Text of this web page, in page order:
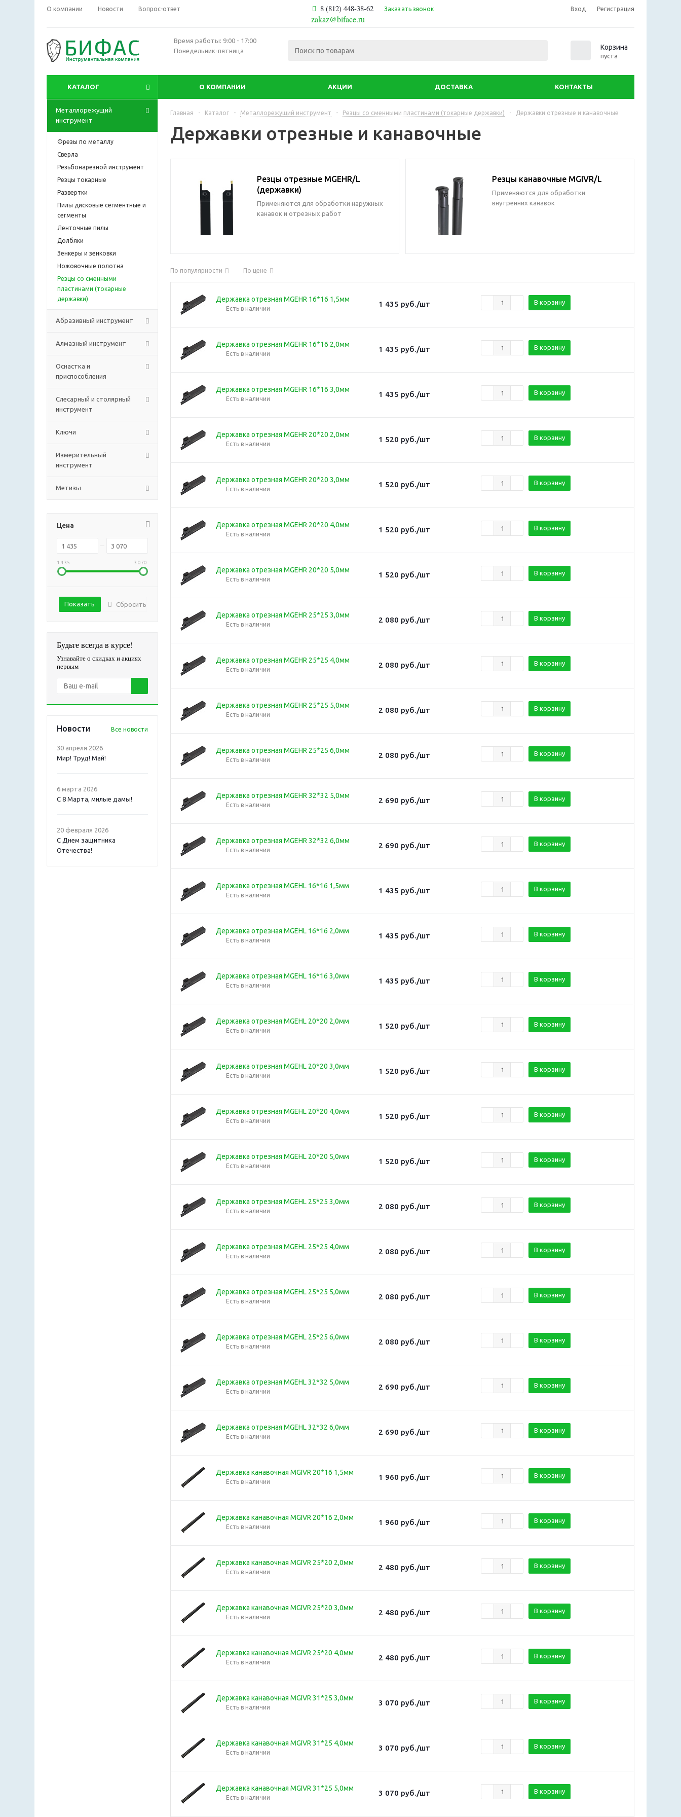
О компании Новости Вопрос-ответ 8 (812) 448-38-62 Заказать звонок
zakaz@biface.ru
Вход Регистрация
Время работы: 9:00 - 17:00
Понедельник-пятница
Корзина
пуста
КАТАЛОГ О КОМПАНИИ АКЦИИ ДОСТАВКА КОНТАКТЫ
Металлорежущий
инструмент
Фрезы по металлу
Сверла
Резьбонарезной инструмент
Резцы токарные
Развертки
Пилы дисковые сегментные и
сегменты
Ленточные пилы
Долбяки
Зенкеры и зенковки
Ножовочные полотна
Резцы со сменными
пластинами (токарные
державки)
Абразивный инструмент
Алмазный инструмент
Оснастка и
приспособления
Слесарный и столярный
инструмент
Ключи
Измерительный
инструмент
Метизы
Цена
1 435 3 070
Сбросить
Будьте всегда в курсе!
Узнавайте о скидках и акциях
первым
Новости Все новости
30 апреля 2026
Мир! Труд! Май!
6 марта 2026
С 8 Марта, милые дамы!
20 февраля 2026
С Днем защитника
Отечества!
Главная - Каталог - Металлорежущий инструмент - Резцы со сменными пластинами (токарные державки) - Державки отрезные и канавочные
Державки отрезные и канавочные
Резцы отрезные MGEHR/L
(державки)
Применяются для обработки наружных
канавок и отрезных работ
Резцы канавочные MGIVR/L
Применяются для обработки
внутренних канавок
По популярности По цене
Державка отрезная MGEHR 16*16 1,5мм
Есть в наличии
1 435 руб./шт В корзину
Державка отрезная MGEHR 16*16 2,0мм
Есть в наличии
1 435 руб./шт В корзину
Державка отрезная MGEHR 16*16 3,0мм
Есть в наличии
1 435 руб./шт В корзину
Державка отрезная MGEHR 20*20 2,0мм
Есть в наличии
1 520 руб./шт В корзину
Державка отрезная MGEHR 20*20 3,0мм
Есть в наличии
1 520 руб./шт В корзину
Державка отрезная MGEHR 20*20 4,0мм
Есть в наличии
1 520 руб./шт В корзину
Державка отрезная MGEHR 20*20 5,0мм
Есть в наличии
1 520 руб./шт В корзину
Державка отрезная MGEHR 25*25 3,0мм
Есть в наличии
2 080 руб./шт В корзину
Державка отрезная MGEHR 25*25 4,0мм
Есть в наличии
2 080 руб./шт В корзину
Державка отрезная MGEHR 25*25 5,0мм
Есть в наличии
2 080 руб./шт В корзину
Державка отрезная MGEHR 25*25 6,0мм
Есть в наличии
2 080 руб./шт В корзину
Державка отрезная MGEHR 32*32 5,0мм
Есть в наличии
2 690 руб./шт В корзину
Державка отрезная MGEHR 32*32 6,0мм
Есть в наличии
2 690 руб./шт В корзину
Державка отрезная MGEHL 16*16 1,5мм
Есть в наличии
1 435 руб./шт В корзину
Державка отрезная MGEHL 16*16 2,0мм
Есть в наличии
1 435 руб./шт В корзину
Державка отрезная MGEHL 16*16 3,0мм
Есть в наличии
1 435 руб./шт В корзину
Державка отрезная MGEHL 20*20 2,0мм
Есть в наличии
1 520 руб./шт В корзину
Державка отрезная MGEHL 20*20 3,0мм
Есть в наличии
1 520 руб./шт В корзину
Державка отрезная MGEHL 20*20 4,0мм
Есть в наличии
1 520 руб./шт В корзину
Державка отрезная MGEHL 20*20 5,0мм
Есть в наличии
1 520 руб./шт В корзину
Державка отрезная MGEHL 25*25 3,0мм
Есть в наличии
2 080 руб./шт В корзину
Державка отрезная MGEHL 25*25 4,0мм
Есть в наличии
2 080 руб./шт В корзину
Державка отрезная MGEHL 25*25 5,0мм
Есть в наличии
2 080 руб./шт В корзину
Державка отрезная MGEHL 25*25 6,0мм
Есть в наличии
2 080 руб./шт В корзину
Державка отрезная MGEHL 32*32 5,0мм
Есть в наличии
2 690 руб./шт В корзину
Державка отрезная MGEHL 32*32 6,0мм
Есть в наличии
2 690 руб./шт В корзину
Державка канавочная MGIVR 20*16 1,5мм
Есть в наличии
1 960 руб./шт В корзину
Державка канавочная MGIVR 20*16 2,0мм
Есть в наличии
1 960 руб./шт В корзину
Державка канавочная MGIVR 25*20 2,0мм
Есть в наличии
2 480 руб./шт В корзину
Державка канавочная MGIVR 25*20 3,0мм
Есть в наличии
2 480 руб./шт В корзину
Державка канавочная MGIVR 25*20 4,0мм
Есть в наличии
2 480 руб./шт В корзину
Державка канавочная MGIVR 31*25 3,0мм
Есть в наличии
3 070 руб./шт В корзину
Державка канавочная MGIVR 31*25 4,0мм
Есть в наличии
3 070 руб./шт В корзину
Державка канавочная MGIVR 31*25 5,0мм
Есть в наличии
3 070 руб./шт В корзину